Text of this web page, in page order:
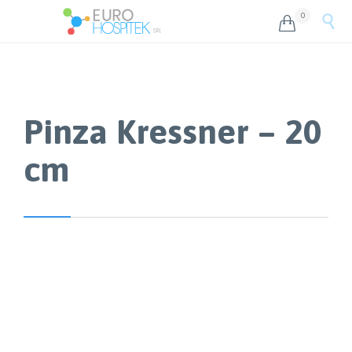
 0 
Pinza Kressner – 20
cm